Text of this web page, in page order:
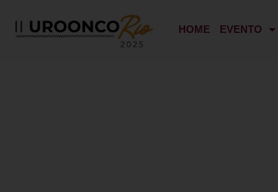
HOME EVENTO